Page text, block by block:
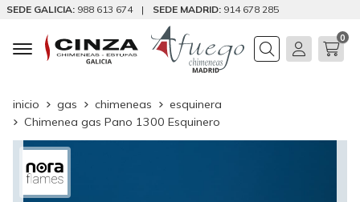
SEDE GALICIA: 988 613 674 | SEDE MADRID: 914 678 285
Buscar
0
inicio gas chimeneas
esquinera
Chimenea gas Pano 1300 Esquinero